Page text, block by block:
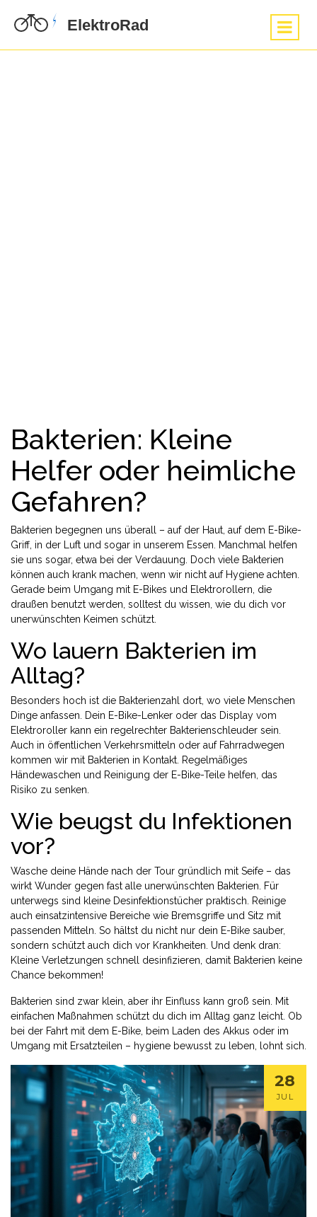
Bakterien: Kleine
Helfer oder heimliche
Gefahren?
Bakterien begegnen uns überall – auf der Haut, auf dem E-Bike-
Griff, in der Luft und sogar in unserem Essen. Manchmal helfen
sie uns sogar, etwa bei der Verdauung. Doch viele Bakterien
können auch krank machen, wenn wir nicht auf Hygiene achten.
Gerade beim Umgang mit E-Bikes und Elektrorollern, die
draußen benutzt werden, solltest du wissen, wie du dich vor
unerwünschten Keimen schützt.
Wo lauern Bakterien im
Alltag?
Besonders hoch ist die Bakterienzahl dort, wo viele Menschen
Dinge anfassen. Dein E-Bike-Lenker oder das Display vom
Elektroroller kann ein regelrechter Bakterienschleuder sein.
Auch in öffentlichen Verkehrsmitteln oder auf Fahrradwegen
kommen wir mit Bakterien in Kontakt. Regelmäßiges
Händewaschen und Reinigung der E-Bike-Teile helfen, das
Risiko zu senken.
Wie beugst du Infektionen
vor?
Wasche deine Hände nach der Tour gründlich mit Seife – das
wirkt Wunder gegen fast alle unerwünschten Bakterien. Für
unterwegs sind kleine Desinfektionstücher praktisch. Reinige
auch einsatzintensive Bereiche wie Bremsgriffe und Sitz mit
passenden Mitteln. So hältst du nicht nur dein E-Bike sauber,
sondern schützt auch dich vor Krankheiten. Und denk dran:
Kleine Verletzungen schnell desinfizieren, damit Bakterien keine
Chance bekommen!
Bakterien sind zwar klein, aber ihr Einfluss kann groß sein. Mit
einfachen Maßnahmen schützt du dich im Alltag ganz leicht. Ob
bei der Fahrt mit dem E-Bike, beim Laden des Akkus oder im
Umgang mit Ersatzteilen – hygiene bewusst zu leben, lohnt sich.
28
JUL